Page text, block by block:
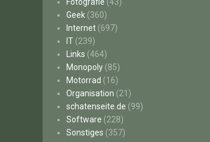
Geek (360)
Internet (697)
IT (239)
Links (464)
Monopoly (85)
Motorrad (16)
Organisation (21)
schatenseite.de (99)
Software (228)
Sonstiges (357)